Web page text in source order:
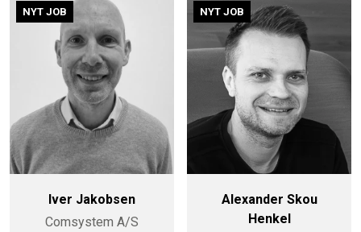
NYT JOB
Iver Jakobsen
Comsystem A/S
NYT JOB
Alexander Skou
Henkel